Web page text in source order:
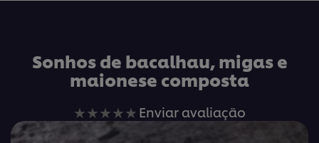
Sonhos de bacalhau, migas e
maionese composta
Nenhuma
Enviar avaliação